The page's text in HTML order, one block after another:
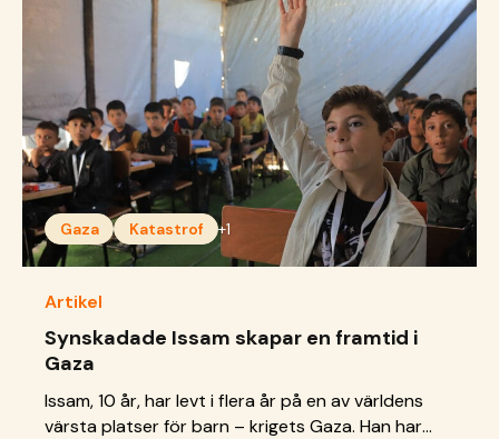
Gaza Katastrof +1
Artikel
Synskadade Issam skapar en framtid i
Gaza
Issam, 10 år, har levt i flera år på en av världens
värsta platser för barn – krigets Gaza. Han har